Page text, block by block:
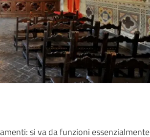
si va da funzioni essenzialmente